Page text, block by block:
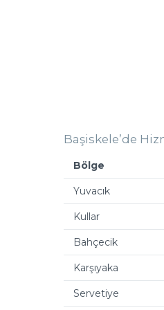
Başiskele’de
Bölge
Yuvacık
Kullar
Bahçecik
Karşıyaka
Servetiye